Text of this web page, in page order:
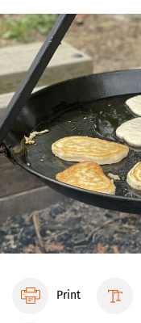
Print